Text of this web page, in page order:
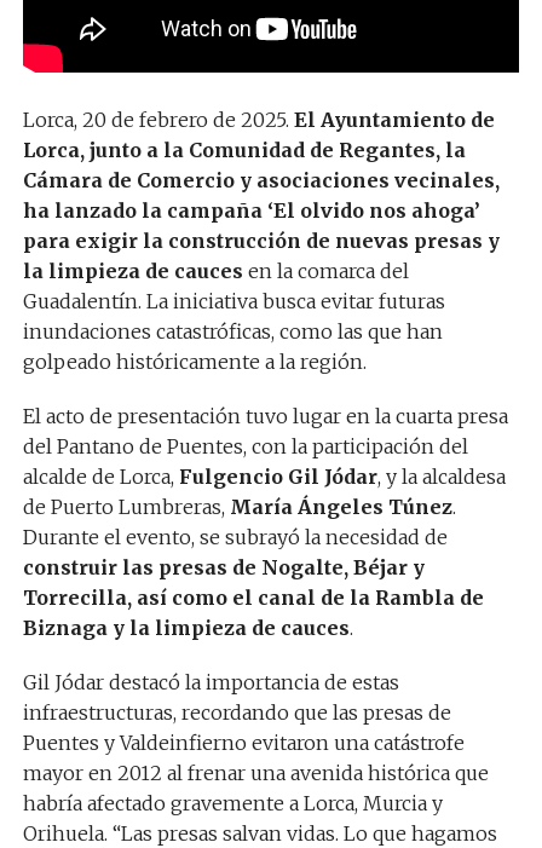
Lorca, 20 de febrero de 2025. El Ayuntamiento de
Lorca, junto a la Comunidad de Regantes, la
Cámara de Comercio y asociaciones vecinales,
ha lanzado la campaña ‘El olvido nos ahoga’
para exigir la construcción de nuevas presas y
la limpieza de cauces en la comarca del
Guadalentín. La iniciativa busca evitar futuras
inundaciones catastróficas, como las que han
golpeado históricamente a la región.
El acto de presentación tuvo lugar en la cuarta presa
del Pantano de Puentes, con la participación del
alcalde de Lorca, Fulgencio Gil Jódar, y la alcaldesa
de Puerto Lumbreras, María Ángeles Túnez.
Durante el evento, se subrayó la necesidad de
construir las presas de Nogalte, Béjar y
Torrecilla, así como el canal de la Rambla de
Biznaga y la limpieza de cauces.
Gil Jódar destacó la importancia de estas
infraestructuras, recordando que las presas de
Puentes y Valdeinfierno evitaron una catástrofe
mayor en 2012 al frenar una avenida histórica que
habría afectado gravemente a Lorca, Murcia y
Orihuela. “Las presas salvan vidas. Lo que hagamos